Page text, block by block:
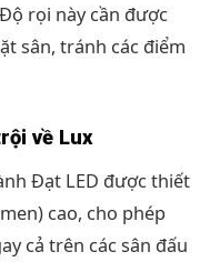
rọi này cần được
sân, tránh các điểm
về Lux
Đạt LED được thiết
cao, cho phép
cả trên các sân đấu